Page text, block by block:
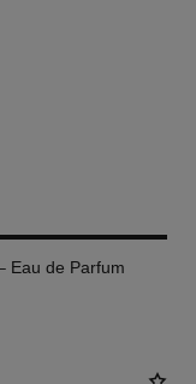
Eau de Parfum